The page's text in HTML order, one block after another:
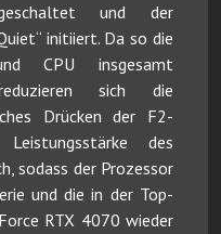
und der
initiiert. Da so die
CPU insgesamt
sich die
Drücken der F2-
des
sodass der Prozessor
und die in der Top-
RTX 4070 wieder